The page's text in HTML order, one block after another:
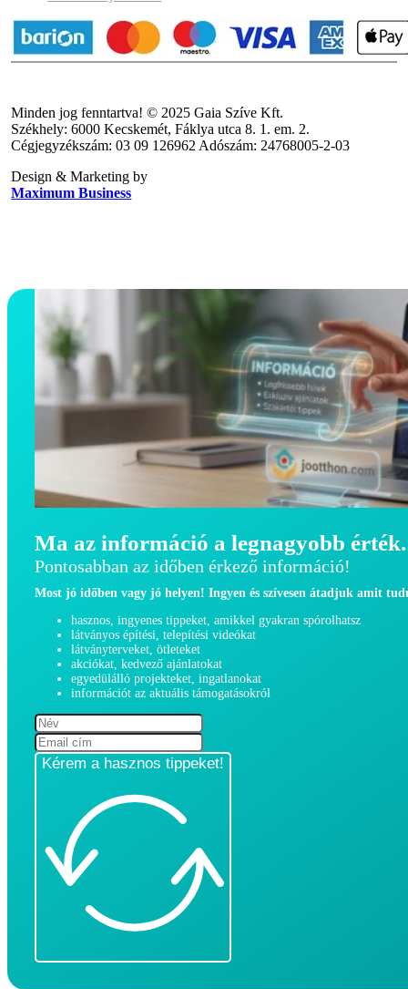
Minden jog fenntartva! © 2025 Gaia Szíve Kft.
Székhely: 6000 Kecskemét, Fáklya utca 8. 1. em. 2.
Cégjegyzékszám: 03 09 126962 Adószám: 24768005-2-03
Design & Marketing by
Maximum Business
Ma az információ a legnagyobb érték.
Pontosabban az időben érkező információ!
Most jó időben vagy jó helyen! Ingyen és szívesen átadjuk amit
hasznos, ingyenes tippeket, amikkel gyakran spórolhatsz
látványos építési, telepítési videókat
látványterveket, ötleteket
akciókat, kedvező ajánlatokat
egyedülálló projekteket, ingatlanokat
információt az aktuális támogatásokról
Kérem a hasznos tippeket!